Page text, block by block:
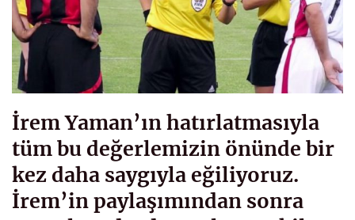
İrem Yaman’ın hatırlatmasıyla
tüm bu değerlemizin önünde bir
kez daha saygıyla eğiliyoruz.
İrem’in paylaşımından sonra